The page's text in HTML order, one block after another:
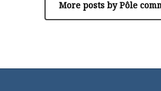
More posts by Pôle